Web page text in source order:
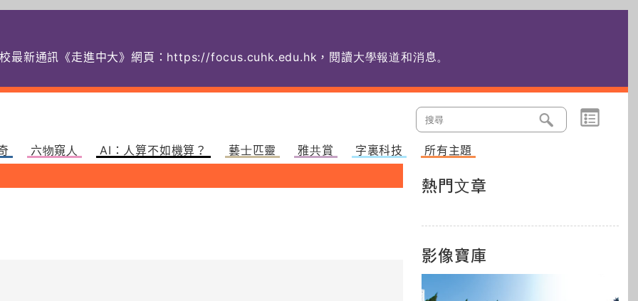
最新通訊《走進中大》網頁： https://focus.cuhk.edu.hk，閱讀大學報道和消息。
六物窺人 AI：人算不如機算？ 藝士匹靈 雅共賞 字裏科技 所有主題
熱門文章
影像寶庫